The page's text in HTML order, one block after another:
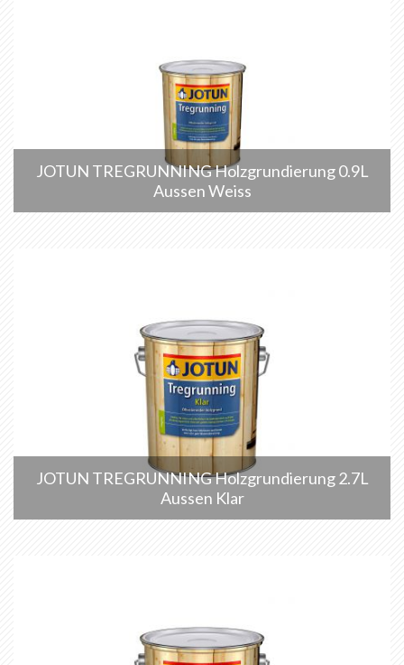
JOTUN TREGRUNNING Holzgrundierung 0.9L
Aussen Weiss
JOTUN TREGRUNNING Holzgrundierung 2.7L
Aussen Klar